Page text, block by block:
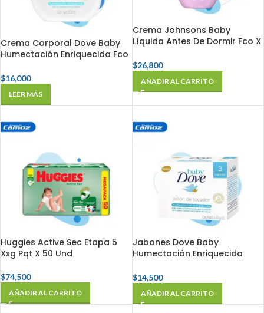
Crema Corporal Dove Baby
Humectación Enriquecida Fco
$16,000
LEER MÁS
Crema Johnsons Baby
Líquida Antes De Dormir Fco X
$26,800
AÑADIR AL CARRITO
Huggies Active Sec Etapa 5
Xxg Pqt X 50 Und
$74,500
AÑADIR AL CARRITO
Jabones Dove Baby
Humectación Enriquecida
$14,500
AÑADIR AL CARRITO